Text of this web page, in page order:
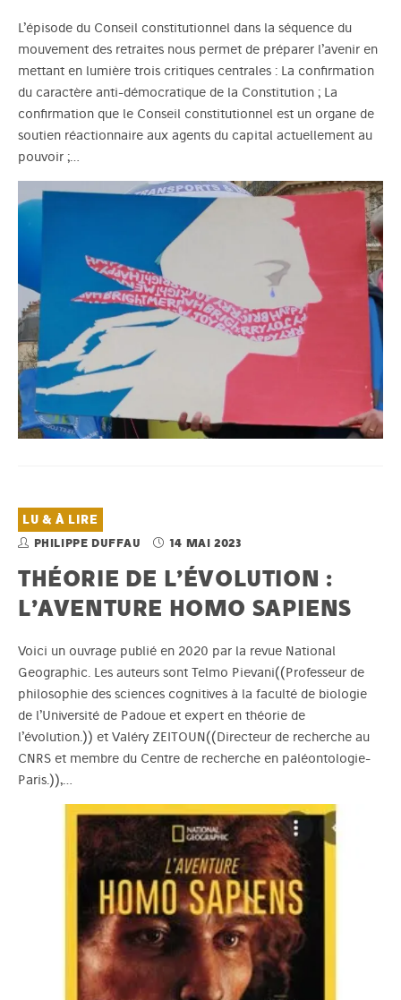
L’épisode du Conseil constitutionnel dans la séquence du
mouvement des retraites nous permet de préparer l’avenir en
mettant en lumière trois critiques centrales : La confirmation
du caractère anti-démocratique de la Constitution ; La
confirmation que le Conseil constitutionnel est un organe de
soutien réactionnaire aux agents du capital actuellement au
pouvoir ;…
LU & À LIRE
PHILIPPE DUFFAU 14 MAI 2023
THÉORIE DE L’ÉVOLUTION :
L’AVENTURE HOMO SAPIENS
Voici un ouvrage publié en 2020 par la revue National
Geographic. Les auteurs sont Telmo Pievani((Professeur de
philosophie des sciences cognitives à la faculté de biologie
de l’Université de Padoue et expert en théorie de
l’évolution.)) et Valéry ZEITOUN((Directeur de recherche au
CNRS et membre du Centre de recherche en paléontologie-
Paris.)),…